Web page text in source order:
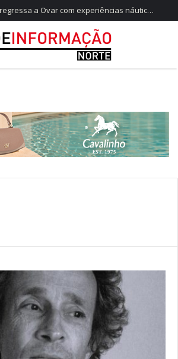
Cruzeiro da Ria regressa a Ovar com experiências náuticas e observação de aves